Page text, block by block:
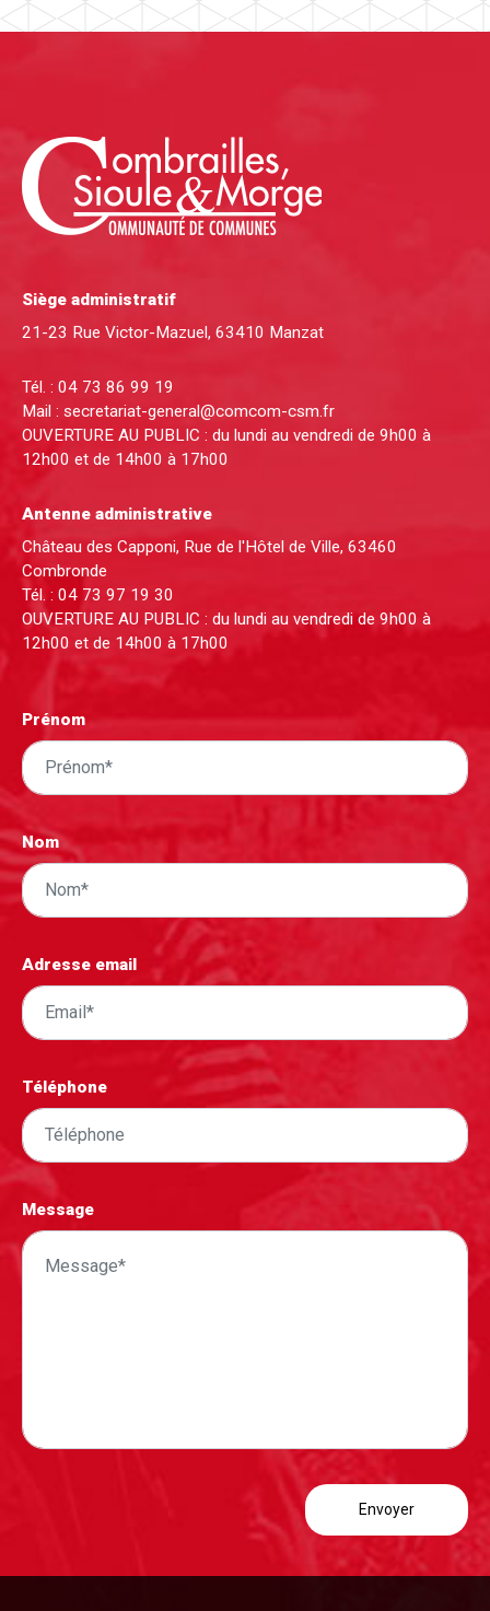
Siège administratif
21-23 Rue Victor-Mazuel, 63410 Manzat
Tél. : 04 73 86 99 19
Mail : secretariat-general@comcom-csm.fr
OUVERTURE AU PUBLIC : du lundi au vendredi de 9h00 à
12h00 et de 14h00 à 17h00
Antenne administrative
Château des Capponi, Rue de l'Hôtel de Ville, 63460
Combronde
Tél. : 04 73 97 19 30
OUVERTURE AU PUBLIC : du lundi au vendredi de 9h00 à
12h00 et de 14h00 à 17h00
Prénom
Nom
Adresse email
Téléphone
Message